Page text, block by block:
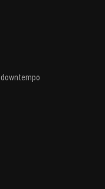
downtempo